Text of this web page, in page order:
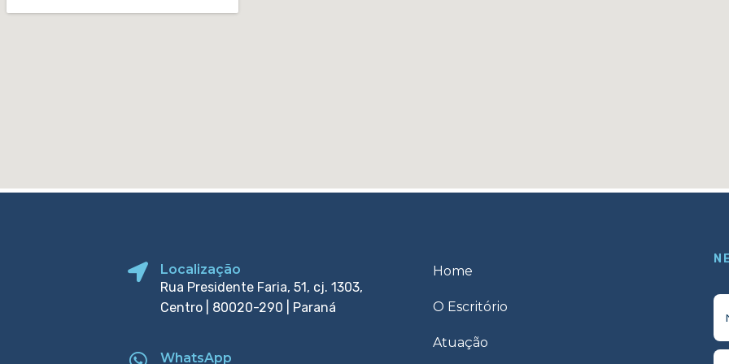
Localização
Rua Presidente Faria, 51, cj. 1303,
Centro | 80020-290 | Paraná
WhatsApp
Home
O Escritório
Atuação